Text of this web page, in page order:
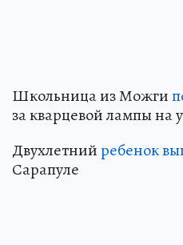
Школьница из Можги
за кварцевой лампы на
Двухлетнийребенок
Сарапуле